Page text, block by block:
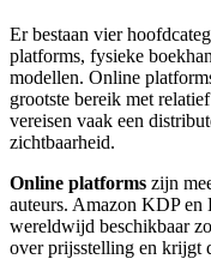
Er bestaan vier
platforms, fysieke
modellen. Online
grootste bereik met
vereisen vaak een
zichtbaarheid.
Online platforms zijn
auteurs. Amazon KDP en
wereldwijd beschikbaar
over prijsstelling en krijgt